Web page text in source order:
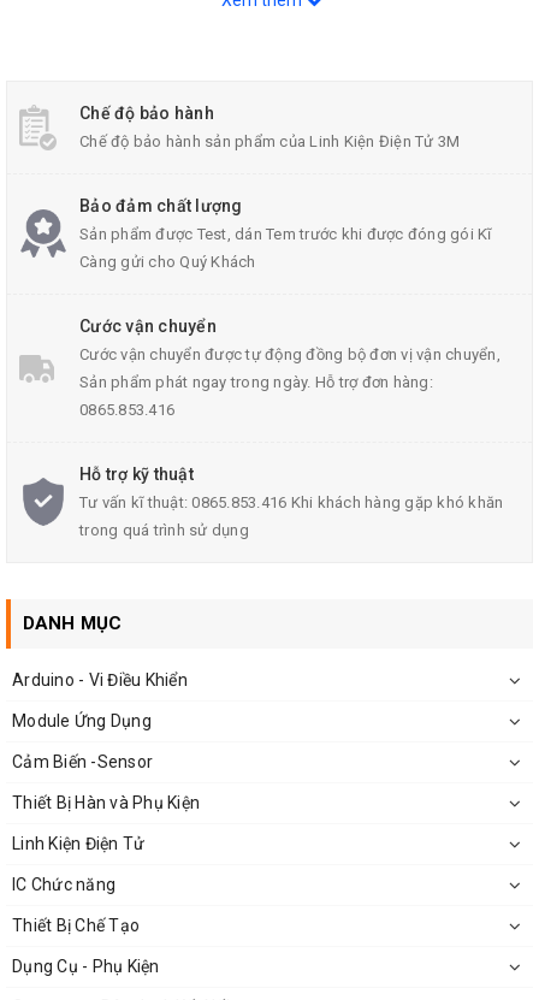
Mạch Phân Tần YL-02B
Công suất: 50W - 300W
Dải tần số: 10Hz - 20.000Hz
Lắp cho các loại loa thùng: 1 Bass - 1 Mid - 1 Twee
Cấu tạo của Bo phân tần YL-02B:
Mạch phân chia tần số
Chế độ bảo hành
Chế độ bảo hành sản phẩm của Linh Kiện Điện Tử 3M
Bảo đảm chất lượng
Sản phẩm được Test, dán Tem trước khi được đóng gói Kĩ
Càng gửi cho Quý Khách
Cước vận chuyển
Cước vận chuyển được tự động đồng bộ đơn vị vận chuyển,
Sản phẩm phát ngay trong ngày. Hỗ trợ đơn hàng:
0865.853.416
Hỗ trợ kỹ thuật
Tư vấn kĩ thuật: 0865.853.416 Khi khách hàng gặp khó khăn
trong quá trình sử dụng
DANH MỤC
Arduino - Vi Điều Khiển
Module Ứng Dụng
Cảm Biến -Sensor
Thiết Bị Hàn và Phụ Kiện
Linh Kiện Điện Tử
IC Chức năng
Thiết Bị Chế Tạo
Dụng Cụ - Phụ Kiện